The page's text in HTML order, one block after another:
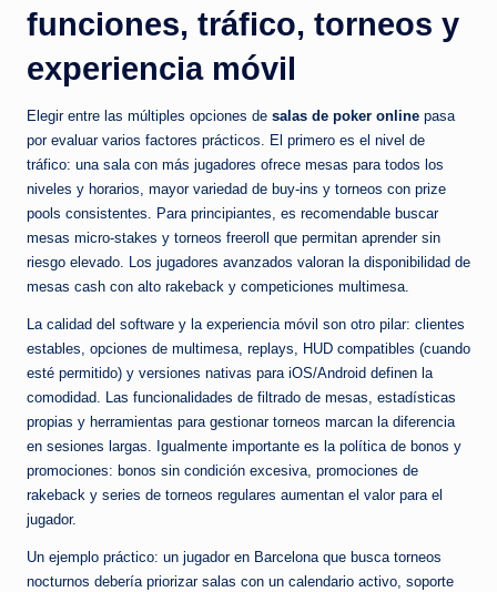
funciones, tráfico, torneos y
experiencia móvil
Elegir entre las múltiples opciones de salas de poker online pasa
por evaluar varios factores prácticos. El primero es el nivel de
tráfico: una sala con más jugadores ofrece mesas para todos los
niveles y horarios, mayor variedad de buy-ins y torneos con prize
pools consistentes. Para principiantes, es recomendable buscar
mesas micro-stakes y torneos freeroll que permitan aprender sin
riesgo elevado. Los jugadores avanzados valoran la disponibilidad de
mesas cash con alto rakeback y competiciones multimesa.
La calidad del software y la experiencia móvil son otro pilar: clientes
estables, opciones de multimesa, replays, HUD compatibles (cuando
esté permitido) y versiones nativas para iOS/Android definen la
comodidad. Las funcionalidades de filtrado de mesas, estadísticas
propias y herramientas para gestionar torneos marcan la diferencia
en sesiones largas. Igualmente importante es la política de bonos y
promociones: bonos sin condición excesiva, promociones de
rakeback y series de torneos regulares aumentan el valor para el
jugador.
Un ejemplo práctico: un jugador en Barcelona que busca torneos
nocturnos debería priorizar salas con un calendario activo, soporte